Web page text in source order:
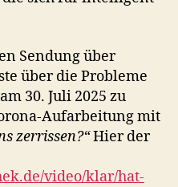
Sendung über
über die Probleme
30. Juli 2025 zu
Aufarbeitung mit
zerrissen?“Hier der
video/klar/hat-